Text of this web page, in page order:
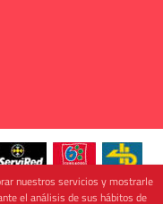
nuestros servicios y mostrarle
el análisis de sus hábitos de